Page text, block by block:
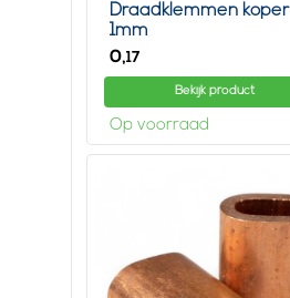
Draadklemmen koper
1mm
0,17
Bekijk product
Op voorraad